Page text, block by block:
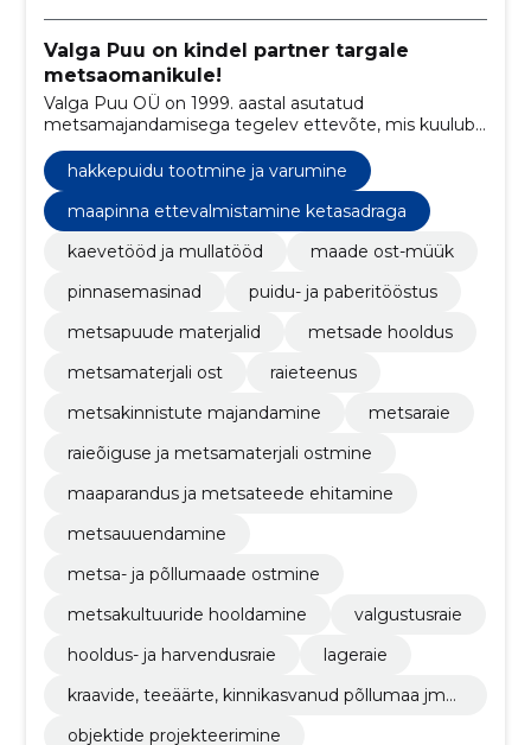
Valga Puu on kindel partner targale
metsaomanikule!
Valga Puu OÜ on 1999. aastal asutatud
metsamajandamisega tegelev ettevõte, mis kuulub
metsanduskontserni Graanul Mets.
hakkepuidu tootmine ja varumine
maapinna ettevalmistamine ketasadraga
kaevetööd ja mullatööd
maade ost-müük
pinnasemasinad
puidu- ja paberitööstus
metsapuude materjalid
metsade hooldus
metsamaterjali ost
raieteenus
metsakinnistute majandamine
metsaraie
raieõiguse ja metsamaterjali ostmine
maaparandus ja metsateede ehitamine
metsauuendamine
metsa- ja põllumaade ostmine
metsakultuuride hooldamine
valgustusraie
hooldus- ja harvendusraie
lageraie
kraavide, teeäärte, kinnikasvanud põllumaa jms
objektide projekteerimine